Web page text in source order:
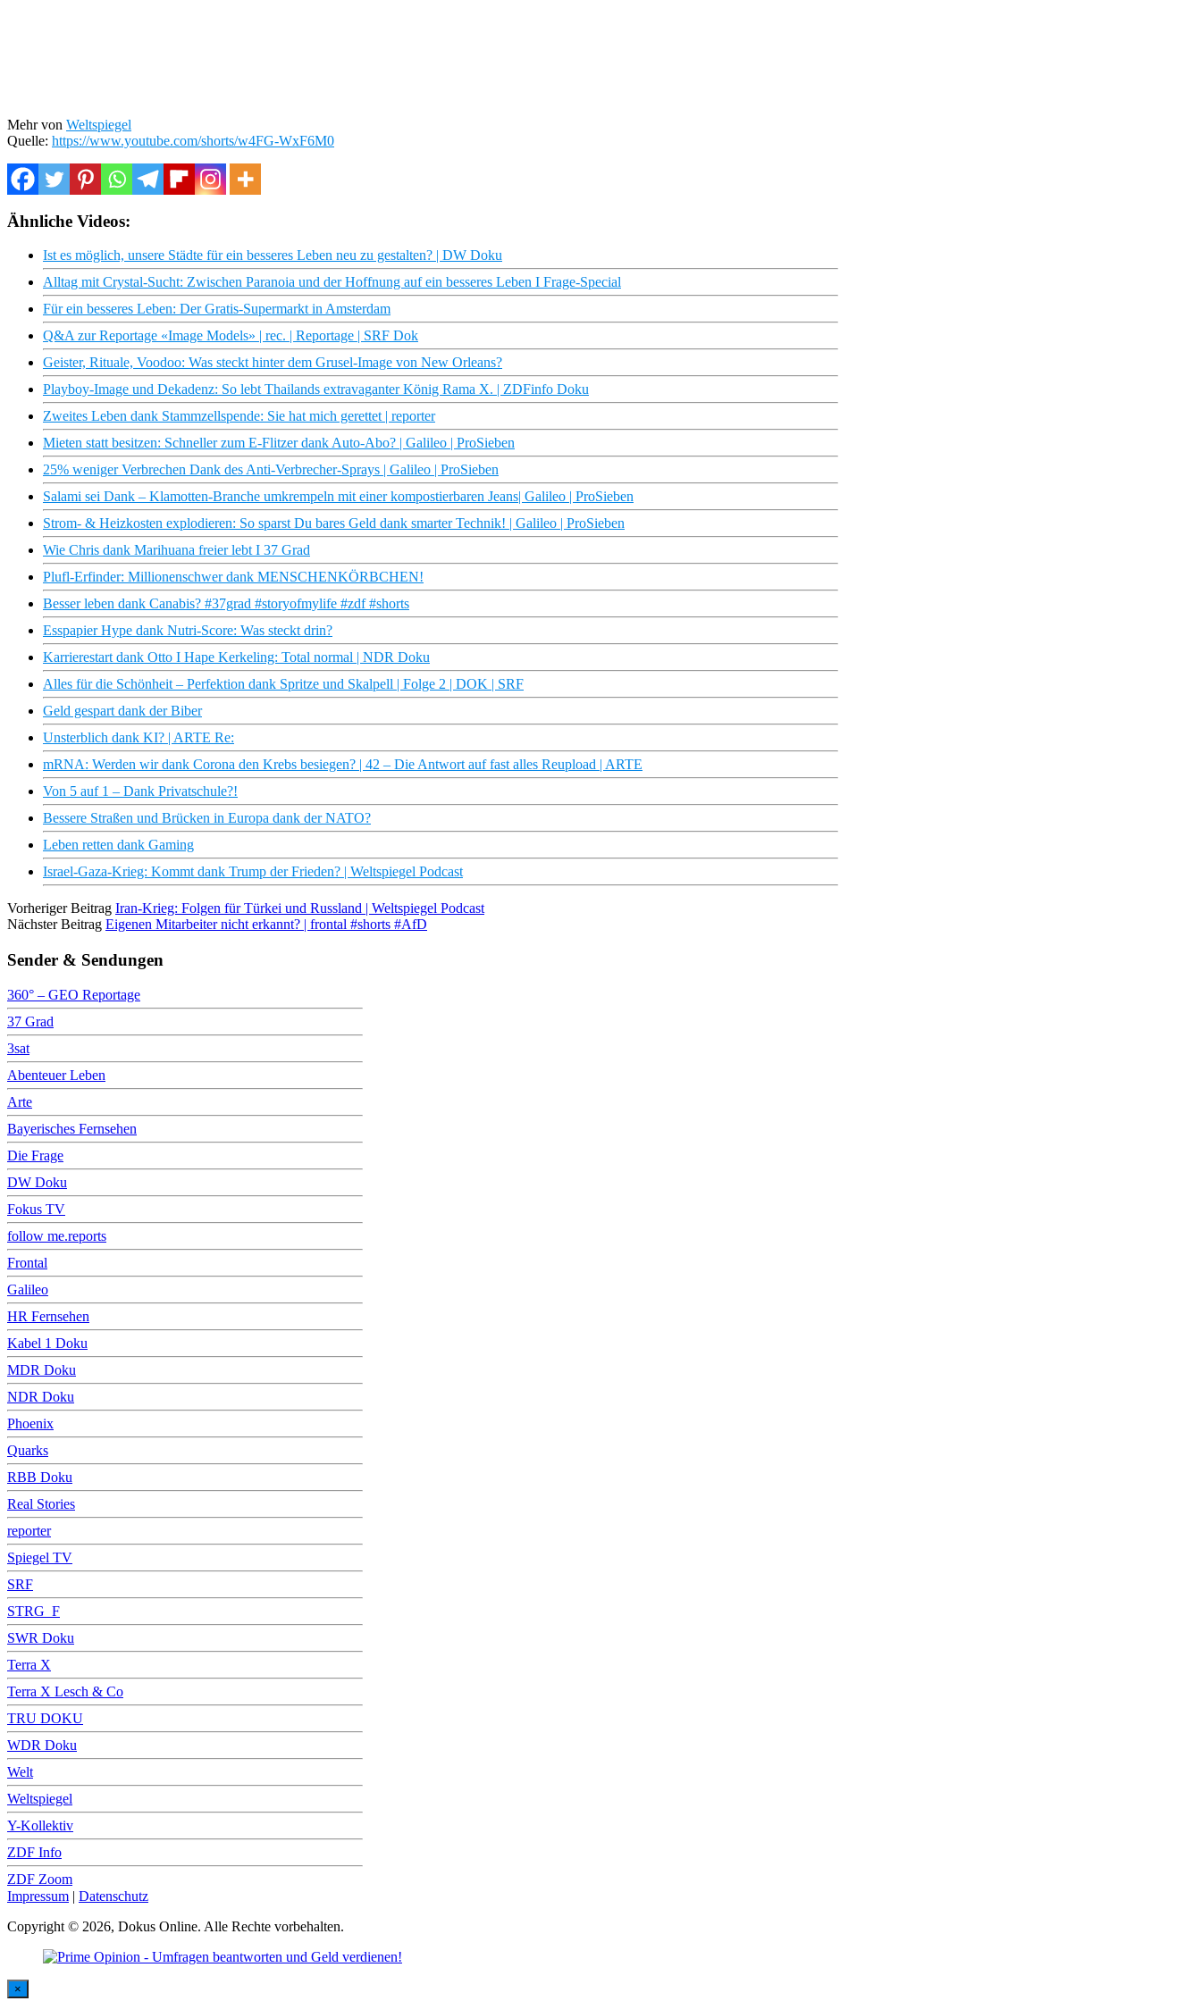
Mehr von Weltspiegel
Quelle: https://www.youtube.com/shorts/w4FG-WxF6M0
Ähnliche Videos:
Ist es möglich, unsere Städte für ein besseres Leben neu zu gestalten? | DW Doku
Alltag mit Crystal-Sucht: Zwischen Paranoia und der Hoffnung auf ein besseres Leben I Frage-Special
Für ein besseres Leben: Der Gratis-Supermarkt in Amsterdam
Q&A zur Reportage «Image Models» | rec. | Reportage | SRF Dok
Geister, Rituale, Voodoo: Was steckt hinter dem Grusel-Image von New Orleans?
Playboy-Image und Dekadenz: So lebt Thailands extravaganter König Rama X. | ZDFinfo Doku
Zweites Leben dank Stammzellspende: Sie hat mich gerettet | reporter
Mieten statt besitzen: Schneller zum E-Flitzer dank Auto-Abo? | Galileo | ProSieben
25% weniger Verbrechen Dank des Anti-Verbrecher-Sprays | Galileo | ProSieben
Salami sei Dank – Klamotten-Branche umkrempeln mit einer kompostierbaren Jeans| Galileo | ProSieben
Strom- & Heizkosten explodieren: So sparst Du bares Geld dank smarter Technik! | Galileo | ProSieben
Wie Chris dank Marihuana freier lebt I 37 Grad
Plufl-Erfinder: Millionenschwer dank MENSCHENKÖRBCHEN!
Besser leben dank Canabis? #37grad #storyofmylife #zdf #shorts
Esspapier Hype dank Nutri-Score: Was steckt drin?
Karrierestart dank Otto I Hape Kerkeling: Total normal | NDR Doku
Alles für die Schönheit – Perfektion dank Spritze und Skalpell | Folge 2 | DOK | SRF
Geld gespart dank der Biber
Unsterblich dank KI? | ARTE Re:
mRNA: Werden wir dank Corona den Krebs besiegen? | 42 – Die Antwort auf fast alles Reupload | ARTE
Von 5 auf 1 – Dank Privatschule?!
Bessere Straßen und Brücken in Europa dank der NATO?
Leben retten dank Gaming
Israel-Gaza-Krieg: Kommt dank Trump der Frieden? | Weltspiegel Podcast
Vorheriger Beitrag Iran-Krieg: Folgen für Türkei und Russland | Weltspiegel Podcast
Nächster Beitrag Eigenen Mitarbeiter nicht erkannt? | frontal #shorts #AfD
Sender & Sendungen
360° – GEO Reportage
37 Grad
3sat
Abenteuer Leben
Arte
Bayerisches Fernsehen
Die Frage
DW Doku
Fokus TV
follow me.reports
Frontal
Galileo
HR Fernsehen
Kabel 1 Doku
MDR Doku
NDR Doku
Phoenix
Quarks
RBB Doku
Real Stories
reporter
Spiegel TV
SRF
STRG_F
SWR Doku
Terra X
Terra X Lesch & Co
TRU DOKU
WDR Doku
Welt
Weltspiegel
Y-Kollektiv
ZDF Info
ZDF Zoom
Impressum | Datenschutz
Copyright © 2026, Dokus Online. Alle Rechte vorbehalten.
×